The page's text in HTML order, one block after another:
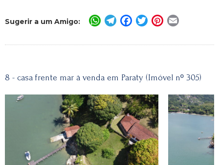
Sugerir a um Amigo: WhatsApp
Telegram
Facebook
TwitterPinterest
8 - casa frente mar à venda em Paraty (Imóvel nº 305)